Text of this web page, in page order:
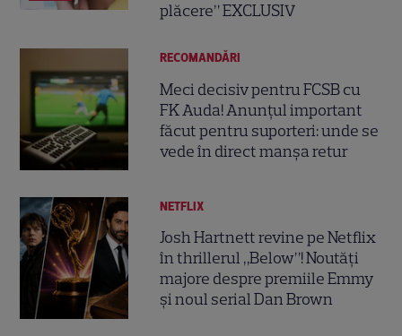
plăcere” EXCLUSIV
RECOMANDĂRI
Meci decisiv pentru FCSB cu
FK Auda! Anunțul important
făcut pentru suporteri: unde se
vede în direct manșa retur
NETFLIX
Josh Hartnett revine pe Netflix
în thrillerul „Below”! Noutăți
majore despre premiile Emmy
și noul serial Dan Brown